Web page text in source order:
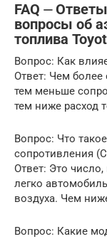
FAQ ⏤
вопросы об
топлива
Вопрос: Как
Ответ: Чем более
тем меньше
тем ниже расход
Вопрос: Что
сопротивления
Ответ: Это число,
легко
воздуха. Чем
Вопрос: Какие